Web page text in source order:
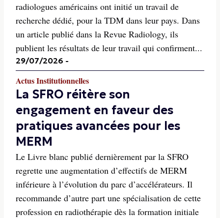
radiologues américains ont initié un travail de
recherche dédié, pour la TDM dans leur pays. Dans
un article publié dans la Revue Radiology, ils
publient les résultats de leur travail qui confirment...
29/07/2026 -
Actus Institutionnelles
La SFRO réitère son
engagement en faveur des
pratiques avancées pour les
MERM
Le Livre blanc publié dernièrement par la SFRO
regrette une augmentation d’effectifs de MERM
inférieure à l’évolution du parc d’accélérateurs. Il
recommande d’autre part une spécialisation de cette
profession en radiothérapie dès la formation initiale